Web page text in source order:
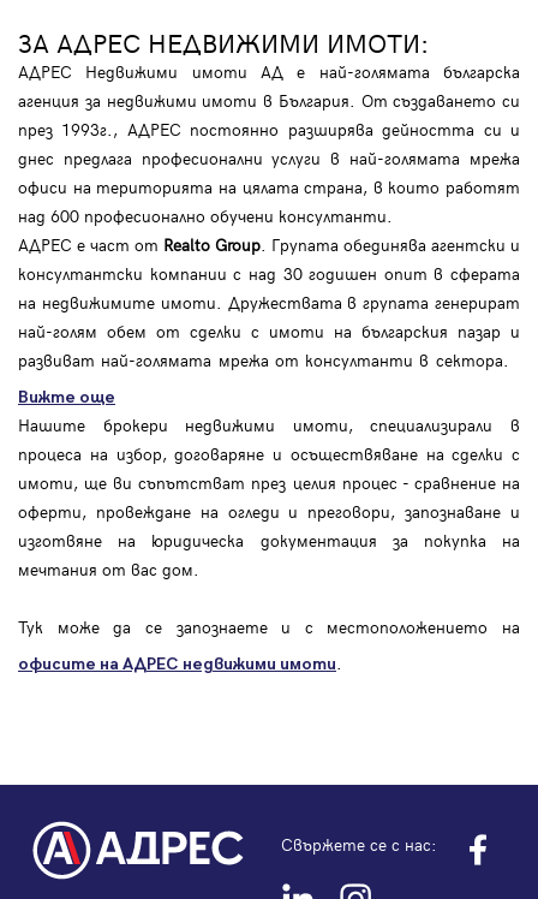
ЗА АДРЕС НЕДВИЖИМИ ИМОТИ:
АДРЕС Недвижими имоти АД е най-голямата българска
агенция за недвижими имоти в България. От създаването си
през 1993г., АДРЕС постоянно разширява дейността си и
днес предлага професионални услуги в най-голямата мрежа
офиси на територията на цялата страна, в които работят
над 600 професионално обучени консултанти.
АДРЕС е част от Realto Group . Групата обединява агентски и
консултантски компании с над 30 годишен опит в сферата
на недвижимите имоти. Дружествата в групата генерират
най-голям обем от сделки с имоти на българския пазар и
развиват най-голямата мрежа от консултанти в сектора.
Вижте още
Нашите брокери недвижими имоти, специализирали в
процеса на избор, договаряне и осъществяване на сделки с
имоти, ще ви съпътстват през целия процес - сравнение на
оферти, провеждане на огледи и преговори, запознаване и
изготвяне на юридическа документация за покупка на
мечтания от вас дом.
Тук може да се запознаете и с местоположението на
офисите на АДРЕС недвижими имоти
Свържете се с нас: